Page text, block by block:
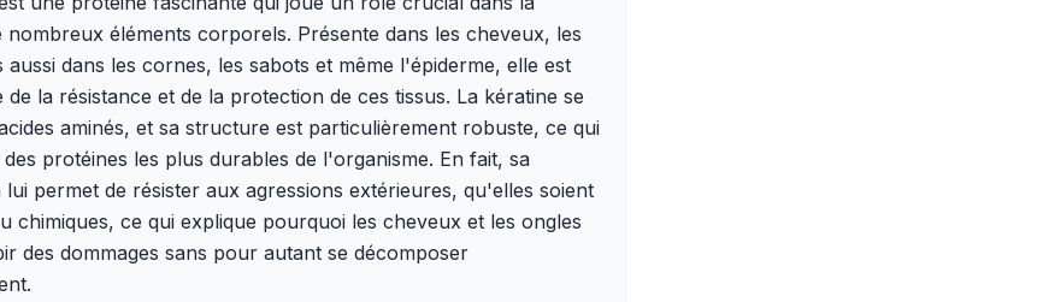
éléments corporels. Présente dans les cheveux, les
aussi dans les cornes, les sabots et même l'épiderme, elle est
de la résistance et de la protection de ces tissus. La kératine se
aminés, et sa structure est particulièrement robuste, ce qui
protéines les plus durables de l'organisme. En fait, sa
permet de résister aux agressions extérieures, qu'elles soient
chimiques, ce qui explique pourquoi les cheveux et les ongles
des dommages sans pour autant se décomposer